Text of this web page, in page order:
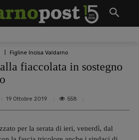
Figline Incisa Valdarno
fiaccolata in sostegno
19 Ottobre 2019 558
per la serata di ieri, venerdì, dal